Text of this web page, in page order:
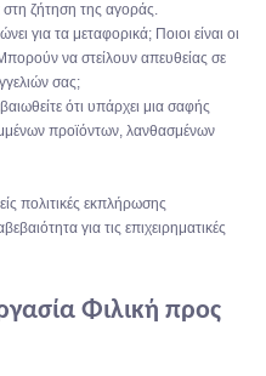
στη ζήτηση της αγοράς.
για τα μεταφορικά; Ποιοι είναι οι
να στείλουν απευθείας σε
σας;
ότι υπάρχει μια σαφής
προϊόντων, λανθασμένων
πολιτικές εκπλήρωσης
για τις επιχειρηματικές
Φιλική προς